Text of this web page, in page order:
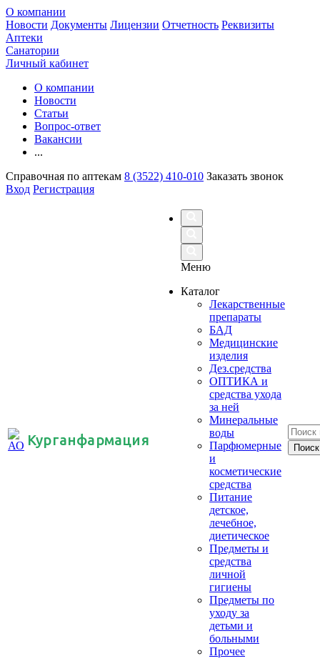
О компании
Новости Документы Лицензии Отчетность Реквизиты
Аптеки
Санатории
Личный кабинет
О компании
Новости
Статьи
Вопрос-ответ
Вакансии
...
Справочная по аптекам 8 (3522) 410-010 Заказать звонок
Вход Регистрация
Курганфармация
Меню
Каталог
Лекарственные
препараты
БАД
Медицинские
изделия
Дез.средства
ОПТИКА и
средства ухода
за ней
Минеральные
воды
Парфюмерные
и
косметические
средства
Питание
детское,
лечебное,
диетическое
Предметы и
средства
личной
гигиены
Предметы по
уходу за
детьми и
больными
Прочее